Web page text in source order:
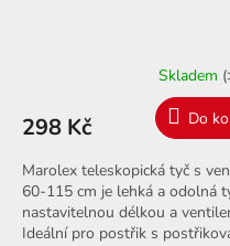
Skladem
298 Kč Do
Marolex teleskopická tyč s
60-115 cm je lehká a odolná
nastavitelnou délkou a
Ideální pro postřik s